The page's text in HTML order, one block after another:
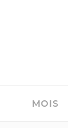
MOIS